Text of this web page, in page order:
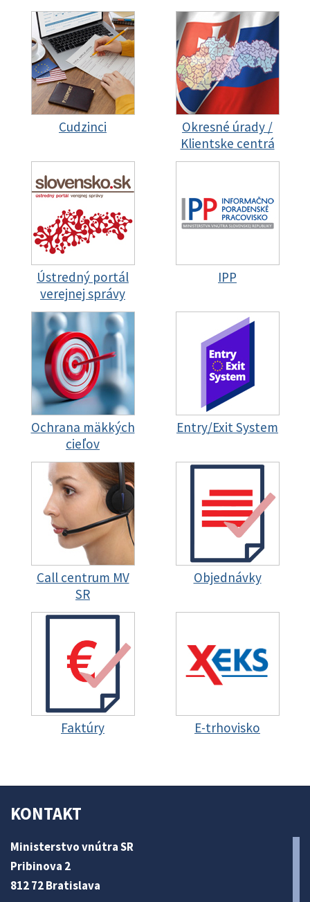
Cudzinci
Okresné úrady /
Klientske centrá
Ústredný portál
verejnej správy
IPP
Ochrana mäkkých
cieľov
Entry/Exit System
Call centrum MV
SR
Objednávky
Faktúry E-trhovisko
KONTAKT
Ministerstvo vnútra SR
Pribinova 2
812 72 Bratislava